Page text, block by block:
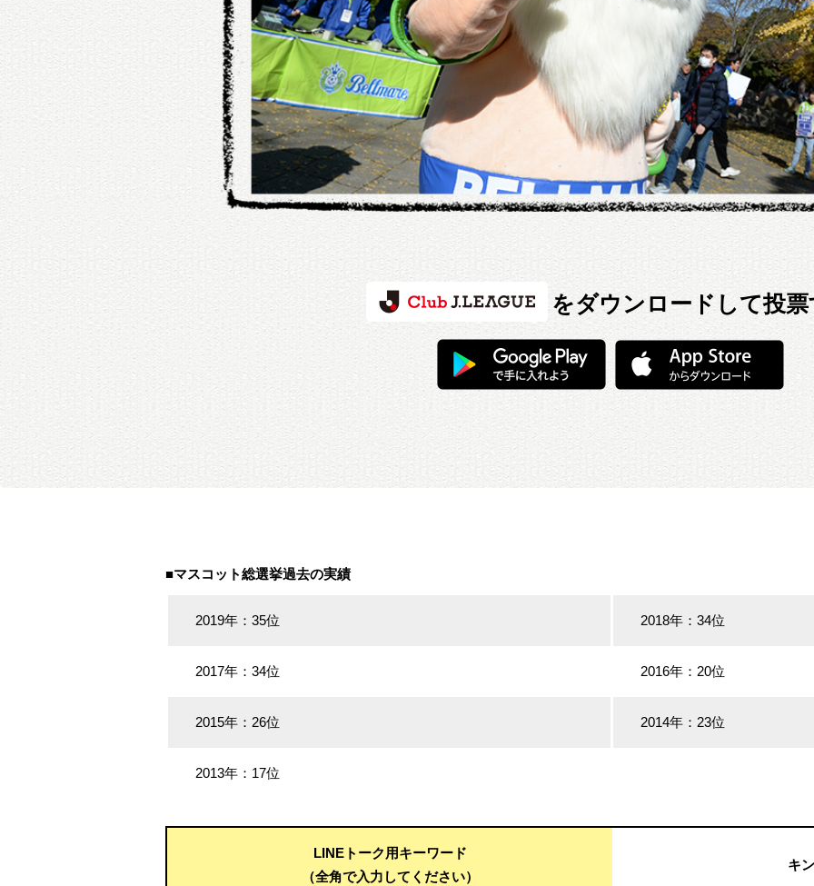
をダウンロードして投
■マスコット総選挙過去の実績
2019年：35位 2018年：34位
2017年：34位 2016年：20位
2015年：26位 2014年：23位
2013年：17位
LINEトーク用キーワード
（全角で入力してください）
キ